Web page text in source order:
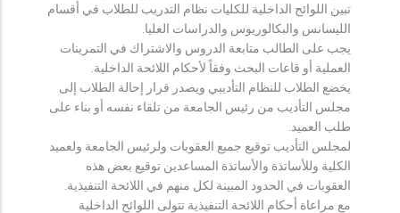
تبين اللوائح الداخلية للكليات نظام التدريب للطلاب في أقسام
الليسانس والبكالوريوس والدراسات العليا.
يجب على الطالب متابعة الدروس والاشتراك في التمرينات
العملية أو قاعات البحث وفقاً لأحكام اللائحة الداخلية.
يخضع الطلاب للنظام التأديبي ويصدر قرار إحالة الطلاب إلى
مجلس التأديب من رئيس الجامعة من تلقاء نفسه أو بناء على
طلب العميد.
لمجلس التأديب توقيع جميع العقوبات ولرئيس الجامعة ولعميد
الكلية وللأساتذة والأساتذة المساعدين توقيع بعض هذه
العقوبات في الحدود المبينة لكل منهم في اللائحة التنفيذية.
مع مراعاة أحكام اللائحة التنفيذية تتولى اللوائح الداخلية